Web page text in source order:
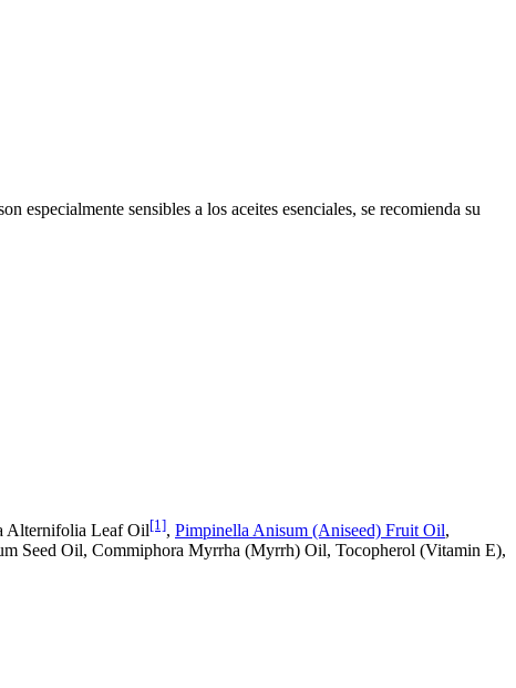
especialmente sensibles a los aceites esenciales, se recomienda su
Alternifolia Leaf Oil[1], Pimpinella Anisum (Aniseed) Fruit Oil,
Seed Oil, Commiphora Myrrha (Myrrh) Oil, Tocopherol (Vitamin E),